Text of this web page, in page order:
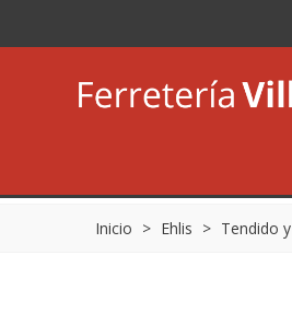
Inicio > Ehlis > Tendido